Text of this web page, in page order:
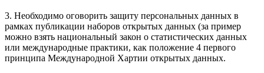
3. Необходимо оговорить защиту персональных данных в
рамках публикации наборов открытых данных (за пример
можно взять национальный закон о статистических данных
или международные практики, как положение 4 первого
принципа Международной Хартии открытых данных.